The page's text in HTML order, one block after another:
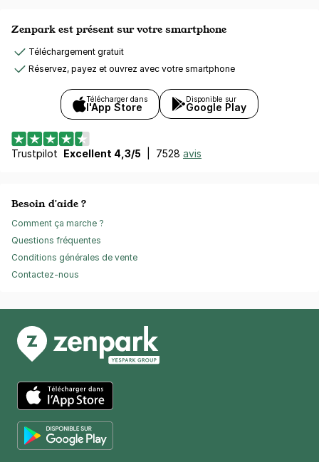
Zenpark est présent sur votre smartphone
Téléchargement gratuit
Réservez, payez et ouvrez avec votre smartphone
Télécharger dans
l'App Store
Disponible sur
Google Play
Trustpilot Excellent 4,3/5 7528 avis
Besoin d'aide ?
Comment ça marche ?
Questions fréquentes
Conditions générales de vente
Contactez-nous
App Store